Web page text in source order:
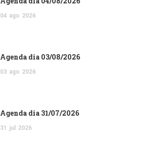
04 ago 2026
Agenda dia 03/08/2026
03 ago 2026
Agenda dia 31/07/2026
31 jul 2026